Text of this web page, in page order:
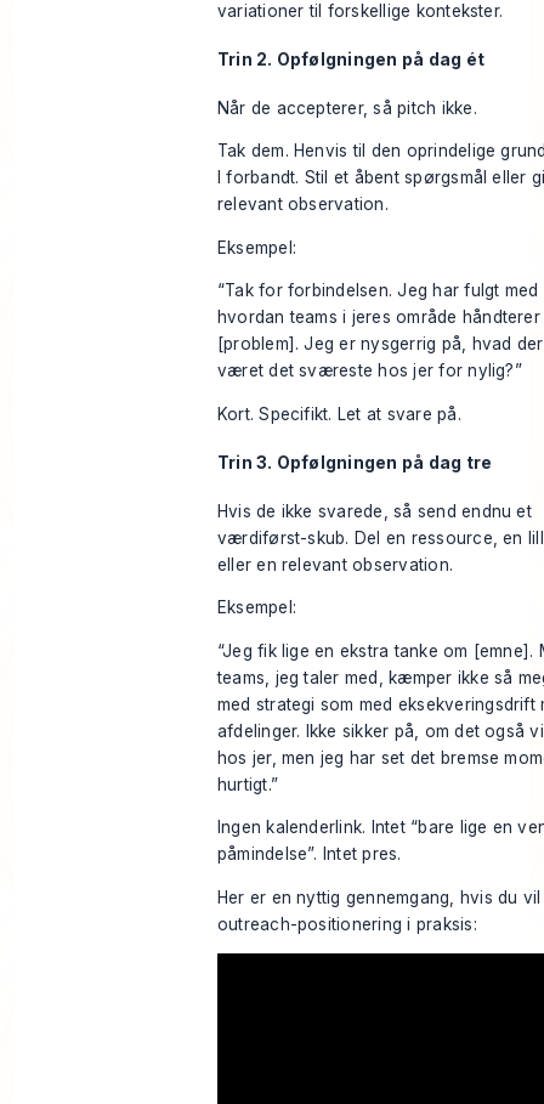
variationer til forskellige kontekster.
Trin 2. Opfølgningen på dag ét
Når de accepterer, så pitch ikke.
Tak dem. Henvis til den oprindelige
I forbandt. Stil et åbent spørgsmål eller
relevant observation.
Eksempel:
“Tak for forbindelsen. Jeg har fulgt med
hvordan teams i jeres område håndterer
[problem]. Jeg er nysgerrig på, hvad
været det sværeste hos jer for nylig?”
Kort. Specifikt. Let at svare på.
Trin 3. Opfølgningen på dag tre
Hvis de ikke svarede, så send endnu et
værdiførst-skub. Del en ressource, en
eller en relevant observation.
Eksempel:
“Jeg fik lige en ekstra tanke om [emne].
teams, jeg taler med, kæmper ikke så
med strategi som med eksekveringsdrift
afdelinger. Ikke sikker på, om det også
hos jer, men jeg har set det bremse
hurtigt.”
Ingen kalenderlink. Intet “bare lige en
påmindelse”. Intet pres.
Her er en nyttig gennemgang, hvis du
outreach-positionering i praksis: